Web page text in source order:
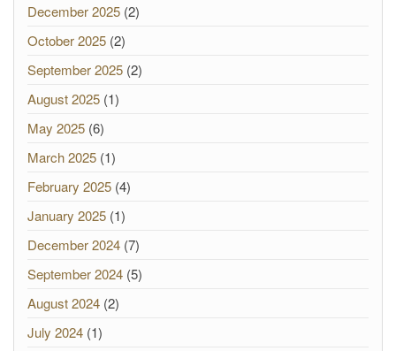
December 2025 (2)
October 2025 (2)
September 2025 (2)
August 2025 (1)
May 2025 (6)
March 2025 (1)
February 2025 (4)
January 2025 (1)
December 2024 (7)
September 2024 (5)
August 2024 (2)
July 2024 (1)